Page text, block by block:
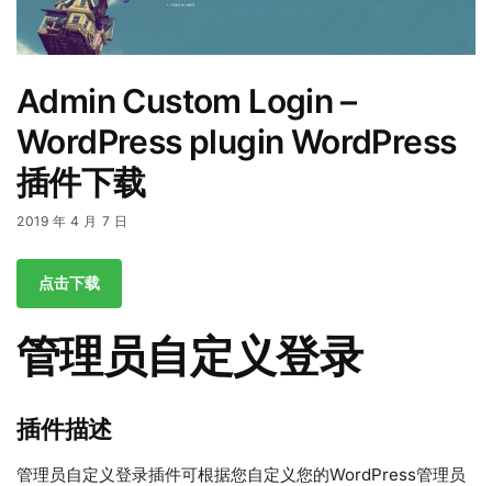
Admin Custom Login –
WordPress plugin WordPress
插件下载
2019 年 4 月 7 日
点击下载
管理员自定义登录
插件描述
管理员自定义登录插件可根据您自定义您的WordPress管理员